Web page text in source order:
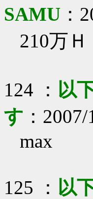
SAMU ：
210万
124 ： 以
す ：
max
125 ： 以